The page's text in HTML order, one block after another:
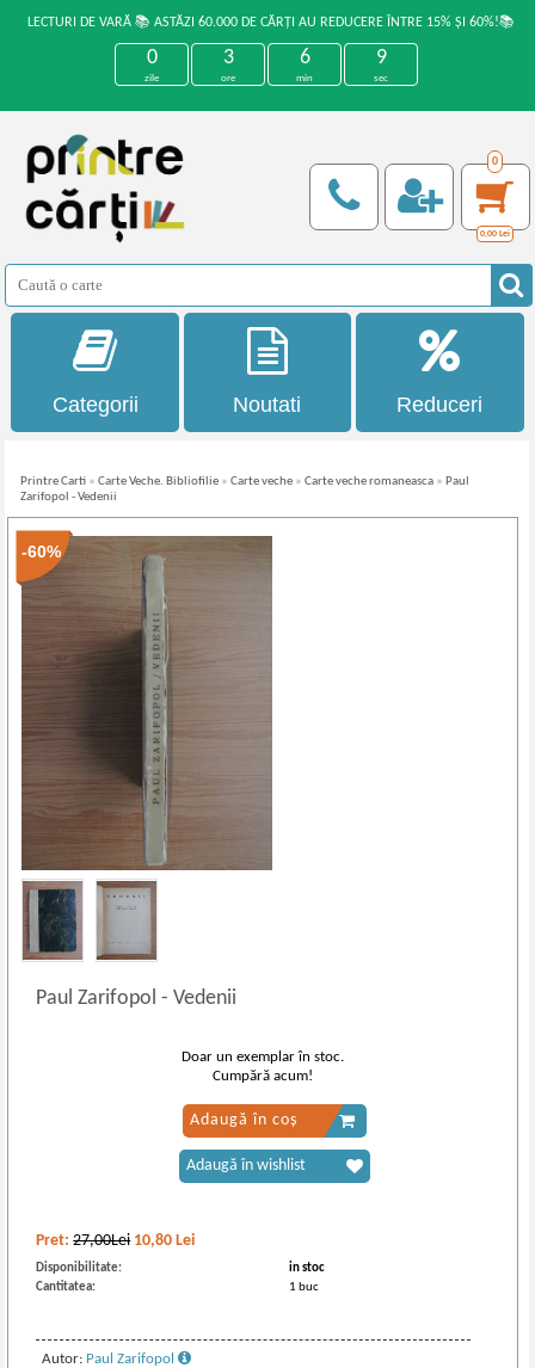
LECTURI DE VARĂ 📚 ASTĂZI 60.000 DE CĂRȚI AU REDUCERE ÎNTRE 15% ȘI 60%!📚
0
zile
3
ore
6
min
9
sec
0
0,00 Lei
Categorii Noutati Reduceri
Printre Carti »Carte Veche. Bibliofilie »Carte veche »Carte veche romaneasca » Paul
Zarifopol - Vedenii
-60%
Paul Zarifopol- Vedenii
Pret:27,00Lei 10,80 Lei
Disponibilitate:
in stoc
Cantitatea:
1 buc
Autor: Paul Zarifopol
Doar un exemplar în stoc.
Cumpără acum!
Adaugă în coș
Adaugă în wishlist